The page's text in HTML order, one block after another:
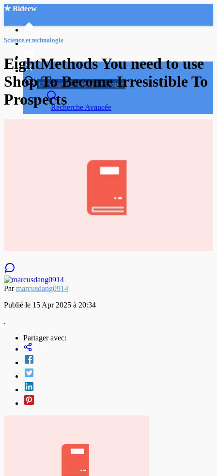
★ Bideew
Recherche Avancée
Science et technologie
EightMethods You need to use
Shop To Become Irresistible To
Prospects
Parmarcusdang0914
Publié le 15 Apr 2025 à 20:34
.
Partager avec: